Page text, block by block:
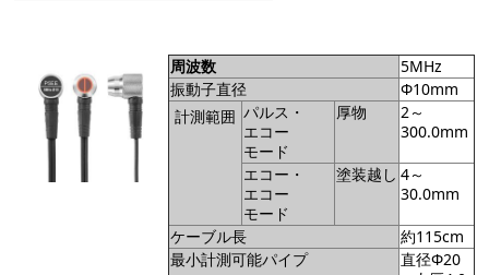
周波数
5MHz
振動子直径
Φ10mm
計測範囲 パルス・
エコー
モード
厚物
2～
300.0mm
エコー・
エコー
モード
塗装越し 4～
30.0mm
ケーブル長
約115cm
最小計測可能パイプ
直径Φ20